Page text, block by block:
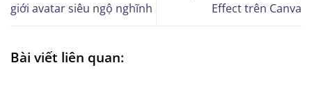
giới avatar siêu ngộ nghĩnh
Effect trên Canva
Bài viết liên quan: